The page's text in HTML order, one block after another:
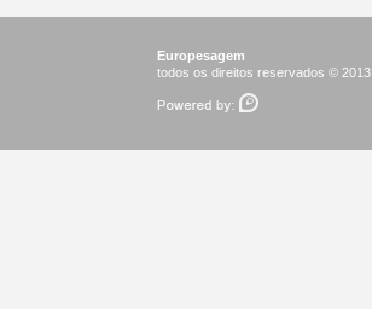
Europesagem
todos os direitos reservados © 2013